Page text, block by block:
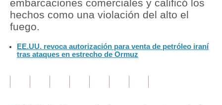
Finanzas Personales
Plus G
Opinión
embarcaciones comerciales y calificó los
hechos como una violación del alto el
fuego.
EE.UU. revoca autorización para venta de petróleo iraní
tras ataques en estrecho de Ormuz